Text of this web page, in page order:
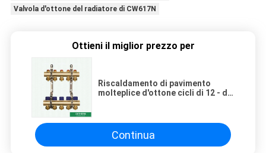
Valvola d'ottone del radiatore di CW617N
Ottieni il miglior prezzo per
Riscaldamento di pavimento
molteplice d'ottone cicli di 12 - di
Continua